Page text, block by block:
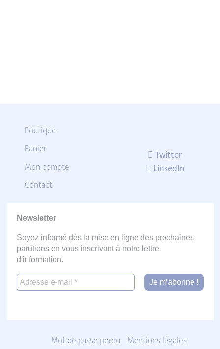
Boutique
Panier
Mon compte
Contact
Twitter
LinkedIn
Newsletter
Soyez informé dès la mise en ligne des prochaines
parutions en vous inscrivant à notre lettre
d'information.
Mot de passe perdu Mentions légales